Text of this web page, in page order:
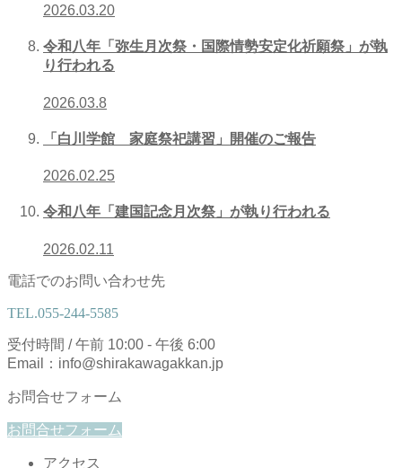
2026.03.20
令和八年「弥生月次祭・国際情勢安定化祈願祭」が執
り行われる
2026.03.8
「白川学館 家庭祭祀講習」開催のご報告
2026.02.25
令和八年「建国記念月次祭」が執り行われる
2026.02.11
電話でのお問い合わせ先
TEL.055-244-5585
受付時間 / 午前 10:00 - 午後 6:00
Email：info@shirakawagakkan.jp
お問合せフォーム
お問合せフォーム
アクセス